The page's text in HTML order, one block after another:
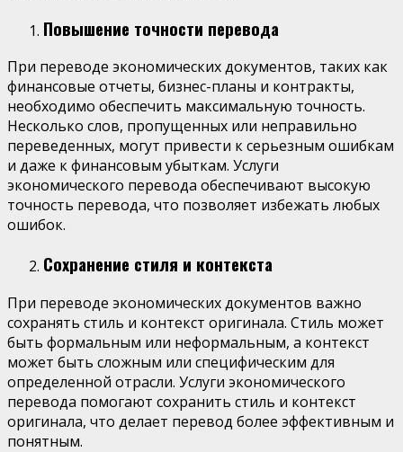
Повышение точности перевода
При переводе экономических документов, таких как
финансовые отчеты, бизнес-планы и контракты,
необходимо обеспечить максимальную точность.
Несколько слов, пропущенных или неправильно
переведенных, могут привести к серьезным ошибкам
и даже к финансовым убыткам. Услуги
экономического перевода обеспечивают высокую
точность перевода, что позволяет избежать любых
ошибок.
Сохранение стиля и контекста
При переводе экономических документов важно
сохранять стиль и контекст оригинала. Стиль может
быть формальным или неформальным, а контекст
может быть сложным или специфическим для
определенной отрасли. Услуги экономического
перевода помогают сохранить стиль и контекст
оригинала, что делает перевод более эффективным и
понятным.